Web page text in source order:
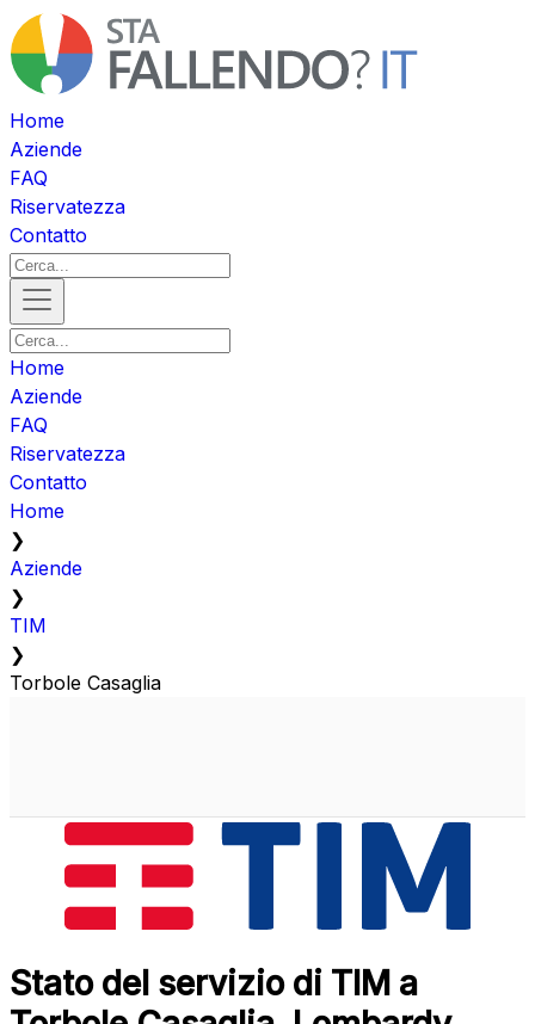
Home
Aziende
FAQ
Riservatezza
Contatto
Home
Aziende
FAQ
Riservatezza
Contatto
Home
❯
Aziende
❯
TIM
❯
Torbole Casaglia
Stato del servizio di TIM a